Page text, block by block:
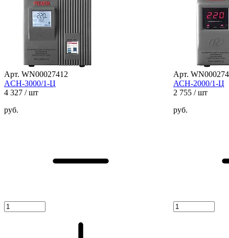
Арт. WN00027412
ACH-3000/1-Ц
4 327 / шт
руб.
Арт.
АСН-2000/1-Ц
2 755 / шт
руб.